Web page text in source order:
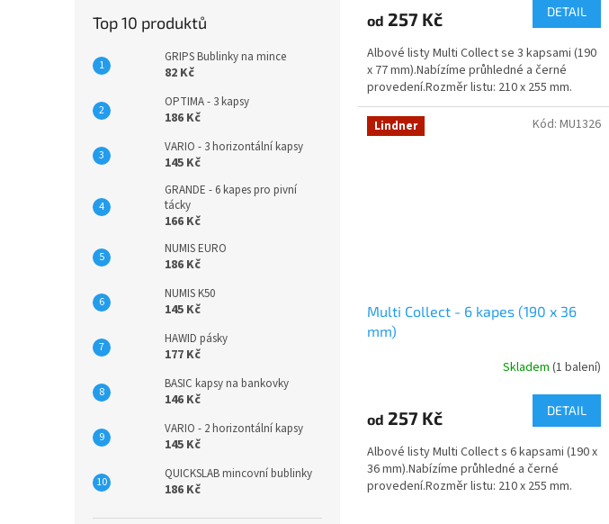
Top 10 produktů
GRIPS Bublinky na mince
82 Kč
OPTIMA - 3 kapsy
186 Kč
VARIO - 3 horizontální kapsy
145 Kč
GRANDE - 6 kapes pro pivní
tácky
166 Kč
NUMIS EURO
186 Kč
NUMIS K50
145 Kč
HAWID pásky
177 Kč
BASIC kapsy na bankovky
146 Kč
VARIO - 2 horizontální kapsy
145 Kč
QUICKSLAB mincovní bublinky
186 Kč
od 257 Kč DETAIL
Albové listy Multi Collect se 3 kapsami (190
x 77 mm).Nabízíme průhledné a černé
provedení.Rozměr listu: 210 x 255 mm.
Lindner
Multi Collect - 6 kapes (190 x 36
mm)
Skladem (1 balení)
od 257 Kč DETAIL
Albové listy Multi Collect s 6 kapsami (190 x
36 mm).Nabízíme průhledné a černé
provedení.Rozměr listu: 210 x 255 mm.
Kód: MU1326